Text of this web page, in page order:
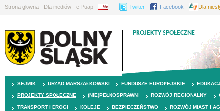
Strona główna Dla mediów e-Puap BIP Twitter Facebook Dla
PROJEKTY SPOŁECZNE
SEJMIK URZĄD MARSZAŁKOWSKI FUNDUSZE EUROPEJSKIE
PROJEKTY SPOŁECZNE (NIE)PEŁNOSPRAWNI ROZWÓJ REGIONALNY
TRANSPORT I DROGI KOLEJE BEZPIECZEŃSTWO ROZWÓJ MIAST I